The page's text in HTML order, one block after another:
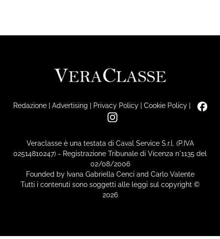
Redazione| Advertising | Privacy Policy| Cookie Policy|
Veraclasse è una testata di Caval Service S.r.l. (P.IVA
02514810247) - Registrazione Tribunale di Vicenza n°1135 del
02/08/2006
Founded by Ivana Gabriella Cenci and Carlo Valente
Tutti i contenuti sono soggetti alle leggi sul copyright ©
2026